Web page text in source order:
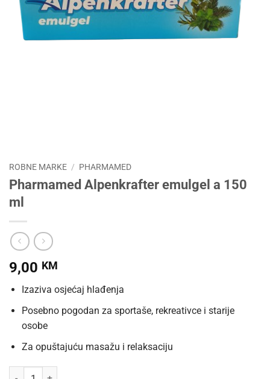
ROBNE MARKE / PHARMAMED
Pharmamed Alpenkrafter emulgel a 150
ml
9,00 KM
Izaziva osjećaj hlađenja
Posebno pogodan za sportaše, rekreativce i starije
osobe
Za opuštajuću masažu i relaksaciju
Pharmamed Alpenkrafter emulgel a 150 ml količina